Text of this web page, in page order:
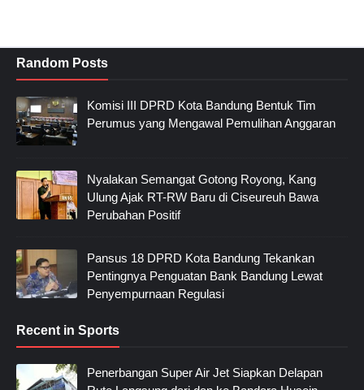
Random Posts
Komisi III DPRD Kota Bandung Bentuk Tim
Perumus yang Mengawal Pemulihan Anggaran
Nyalakan Semangat Gotong Royong, Kang
Ulung Ajak RT-RW Baru di Ciseureuh Bawa
Perubahan Positif
Pansus 18 DPRD Kota Bandung Tekankan
Pentingnya Penguatan Bank Bandung Lewat
Penyempurnaan Regulasi
Recent in Sports
Penerbangan Super Air Jet Siapkan Delapan